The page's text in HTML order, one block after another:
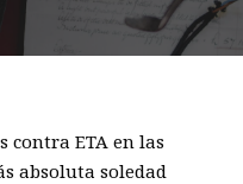
contra ETA en las
absoluta soledad